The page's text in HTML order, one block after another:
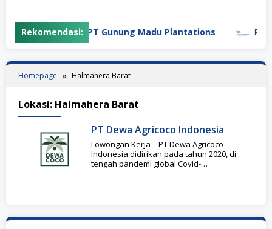
Rekomendasi:PT Gunung Madu Plantations PT
Homepage Halmahera Barat
Lokasi: Halmahera Barat
PT Dewa Agricoco Indonesia
Lowongan Kerja – PT Dewa Agricoco
Indonesia didirikan pada tahun 2020, di
tengah pandemi global Covid-